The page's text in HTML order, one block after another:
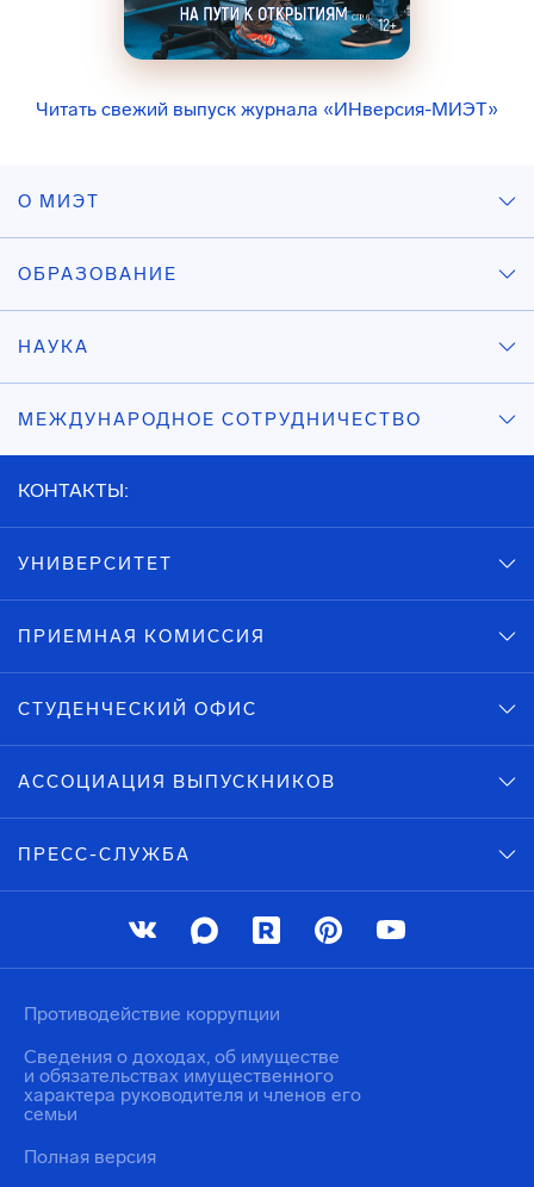
Читать свежий выпуск журнала «ИНверсия-МИЭТ»
О МИЭТ
ОБРАЗОВАНИЕ
НАУКА
МЕЖДУНАРОДНОЕ СОТРУДНИЧЕСТВО
КОНТАКТЫ:
УНИВЕРСИТЕТ
ПРИЕМНАЯ КОМИССИЯ
СТУДЕНЧЕСКИЙ ОФИС
АССОЦИАЦИЯ ВЫПУСКНИКОВ
ПРЕСС-СЛУЖБА
Противодействие коррупции
Сведения о доходах, об имуществе
и обязательствах имущественного
характера руководителя и членов его
семьи
Полная версия